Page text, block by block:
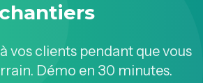
chantiers
vos clients pendant que vous
Démo en 30 minutes.